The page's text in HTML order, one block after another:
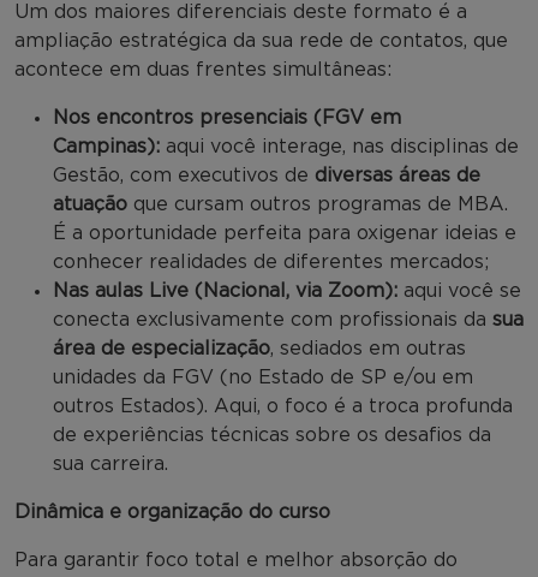
Um dos maiores diferenciais deste formato é a
ampliação estratégica da sua rede de contatos, que
acontece em duas frentes simultâneas:
Nos encontros presenciais (FGV em
Campinas): aqui você interage, nas disciplinas de
Gestão, com executivos de diversas áreas de
atuação que cursam outros programas de MBA.
É a oportunidade perfeita para oxigenar ideias e
conhecer realidades de diferentes mercados;
Nas aulas Live (Nacional, via Zoom): aqui você se
conecta exclusivamente com profissionais da sua
área de especialização, sediados em outras
unidades da FGV (no Estado de SP e/ou em
outros Estados). Aqui, o foco é a troca profunda
de experiências técnicas sobre os desafios da
sua carreira.
Dinâmica e organização do curso
Para garantir foco total e melhor absorção do